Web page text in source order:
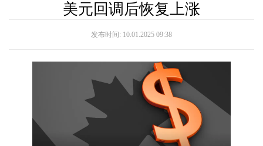
美元回调后恢复上涨
发布时间: 10.01.2025 09:38